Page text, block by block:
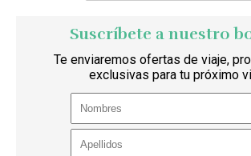
Suscríbete a nuestro
Te enviaremos ofertas de viaje,
exclusivas para tu próximo